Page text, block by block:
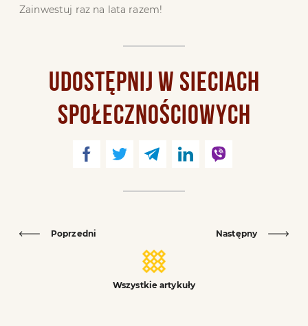
Zainwestuj raz na lata razem!
UDOSTĘPNIJ W SIECIACH
SPOŁECZNOŚCIOWYCH
Poprzedni
Wszystkie artykuły
Następny